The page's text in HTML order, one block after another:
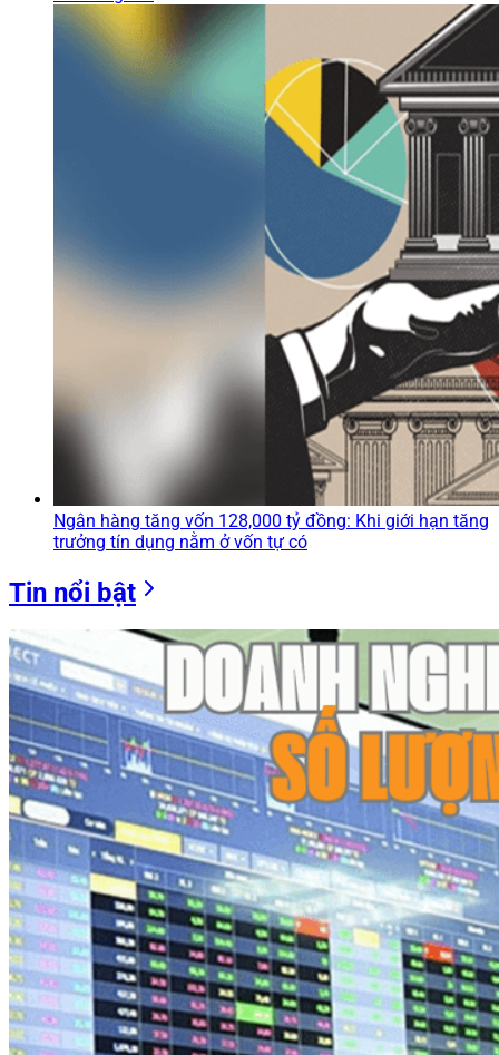
Ngân hàng tăng vốn 128,000 tỷ đồng: Khi giới hạn tăng
trưởng tín dụng nằm ở vốn tự có
Tin nổi bật